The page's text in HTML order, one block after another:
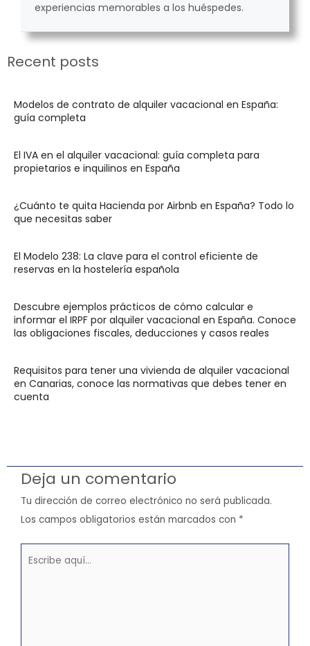
experiencias memorables a los huéspedes.
Recent posts
Modelos de contrato de alquiler vacacional en España:
guía completa
El IVA en el alquiler vacacional: guía completa para
propietarios e inquilinos en España
¿Cuánto te quita Hacienda por Airbnb en España? Todo lo
que necesitas saber
El Modelo 238: La clave para el control eficiente de
reservas en la hostelería española
Descubre ejemplos prácticos de cómo calcular e
informar el IRPF por alquiler vacacional en España. Conoce
las obligaciones fiscales, deducciones y casos reales
Requisitos para tener una vivienda de alquiler vacacional
en Canarias, conoce las normativas que debes tener en
cuenta
Deja un comentario
Tu dirección de correo electrónico no será publicada.
Los campos obligatorios están marcados con *